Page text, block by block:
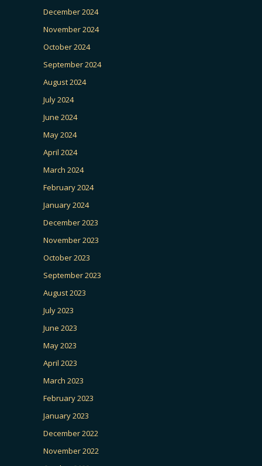
December 2024
November 2024
October 2024
September 2024
August 2024
July 2024
June 2024
May 2024
April 2024
March 2024
February 2024
January 2024
December 2023
November 2023
October 2023
September 2023
August 2023
July 2023
June 2023
May 2023
April 2023
March 2023
February 2023
January 2023
December 2022
November 2022